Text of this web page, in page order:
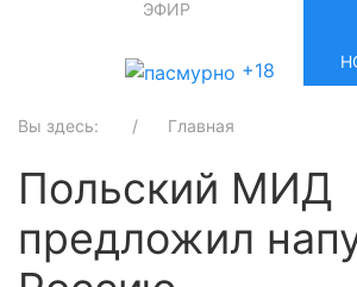
ЭФИР
+18
Вы здесь: Главная
Польский МИД
предложил